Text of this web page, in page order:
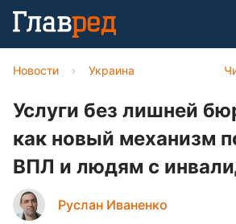
Новости › Украина
Услуги без лишней
как новый механизм
ВПЛ и людям с
Руслан Иваненко